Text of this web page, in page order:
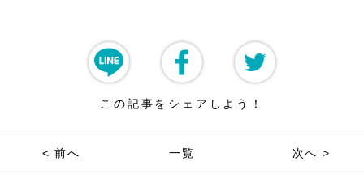
この記事をシェアしよう！
< 前へ 一覧 次へ >